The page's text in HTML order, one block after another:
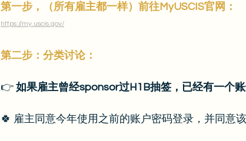
第一步，（所有雇主都一样）前往MyUSCIS官网：
https://my.uscis.gov/
第二步：分类讨论：
👉 如果雇主曾经sponsor过H1B抽签，已经有一个
🍀 雇主同意今年使用之前的账户密码登录，并同意